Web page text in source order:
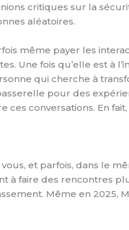
critiques sur la
aléatoires.
même payer les
Une fois qu’elle est à
qui cherche à
pour des
ces conversations. En
et parfois, dans le
à faire des rencontres
Même en